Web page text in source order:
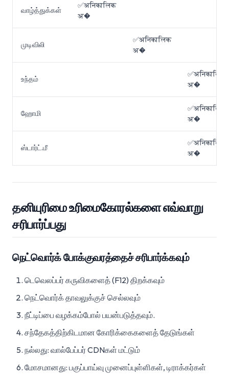
வாழ்த்துக்கள்
✅अनिकालिक
अ�
முடிவிலி
✅अनिकालिक
अ�
உந்தம்
✅अनिकालिक
अ�
ஹோமி
✅अनिकालिक
अ�
ஸ்டார்ட்.மீ
✅अनिकालिक
अ�
தனியுரிமை உரிமைகோரல்களை எவ்வாறு
சரிபார்ப்பது
நெட்வொர்க் போக்குவரத்தைச் சரிபார்க்கவும்
டெவெலப்பர் கருவிகளைத் (F12) திறக்கவும்
நெட்வொர்க் தாவலுக்குச் செல்லவும்
நீட்டிப்பை வழக்கம்போல் பயன்படுத்தவும்.
சந்தேகத்திற்கிடமான கோரிக்கைகளைத் தேடுங்கள்
நல்லது: வால்பேப்பர் CDNகள் மட்டும்
மோசமானது: பகுப்பாய்வு முனைப்புள்ளிகள், டிராக்கர்கள்